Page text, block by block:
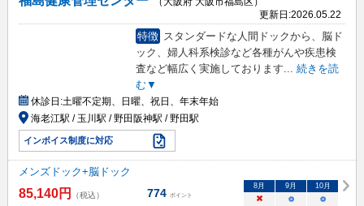
更新日:2026.05.22
特徴 スタンダードな人間ドックから、脳ド
ック、婦人科系検診など各種がんや疾患検
査など幅広く実施しております... 続きを読
む▼
休診日:土曜不定期、日曜、祝日、年末年始
海老江駅 / 玉川駅 / 野田阪神駅 / 野田駅
インボイス制度に対応
メンズドック+脳ドック
85,140円 （税込） 774 ポイント
8月 9月 10月
× ○ ○